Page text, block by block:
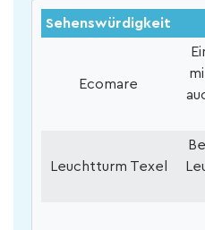
Sehenswürdigkeit
Ecomare
Leuchtturm Texel